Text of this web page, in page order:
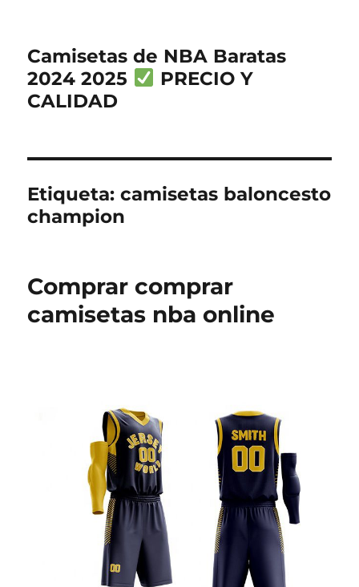
Camisetas de NBA Baratas
2024 2025
PRECIO Y
CALIDAD
Etiqueta:camisetas baloncesto
champion
Comprar comprar
camisetas nba online